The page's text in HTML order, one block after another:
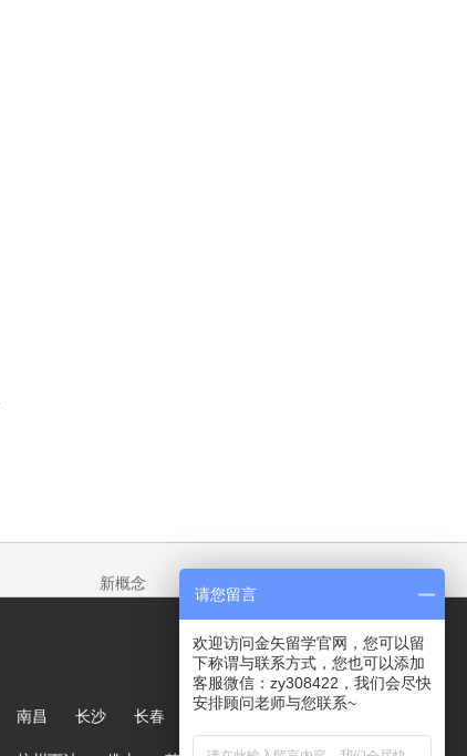
新概念
南昌 长沙 长春 哈尔滨 大连 郑州
请您留言
欢迎访问金矢留学官网，您可以留
下称谓与联系方式，您也可以添加
客服微信：zy308422，我们会尽快
安排顾问老师与您联系~